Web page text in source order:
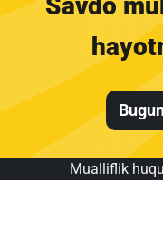
Mualliflik